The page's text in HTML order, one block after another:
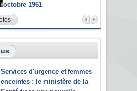
octobre 1961
Services d'urgence et femmes
enceintes : le ministère de la